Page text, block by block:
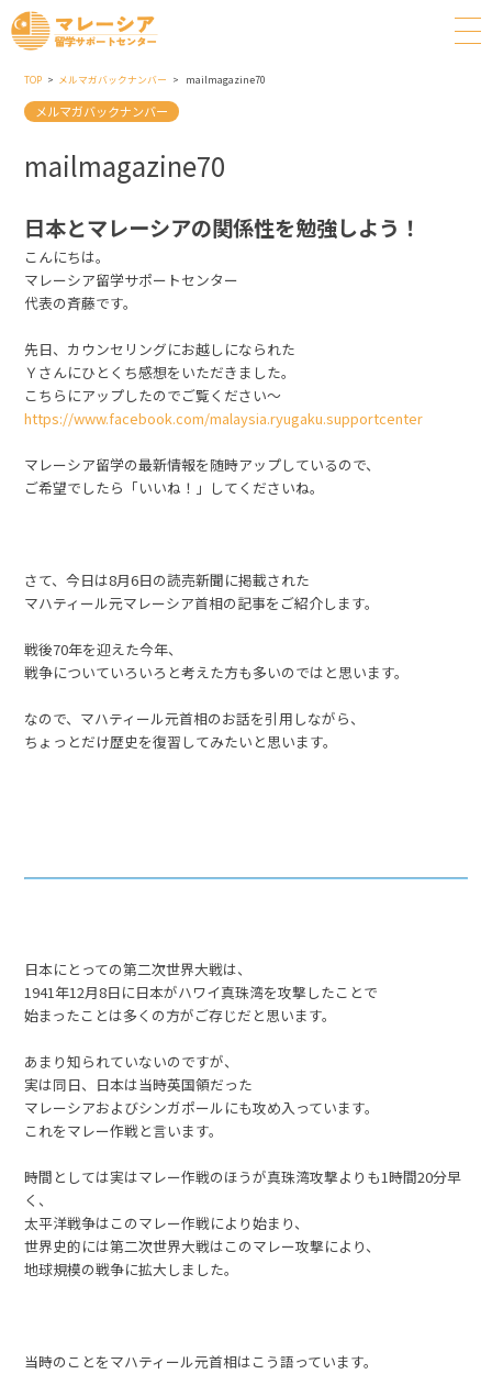
TOP メルマガバックナンバー mailmagazine70
メルマガバックナンバー
mailmagazine70
日本とマレーシアの関係性を勉強しよう！
こんにちは。
マレーシア留学サポートセンター
代表の斉藤です。
先日、カウンセリングにお越しになられた
Ｙさんにひとくち感想をいただきました。
こちらにアップしたのでご覧ください～
https://www.facebook.com/malaysia.ryugaku.supportcenter
マレーシア留学の最新情報を随時アップしているので、
ご希望でしたら「いいね！」してくださいね。
さて、今日は8月6日の読売新聞に掲載された
マハティール元マレーシア首相の記事をご紹介します。
戦後70年を迎えた今年、
戦争についていろいろと考えた方も多いのではと思います。
なので、マハティール元首相のお話を引用しながら、
ちょっとだけ歴史を復習してみたいと思います。
日本にとっての第二次世界大戦は、
1941年12月8日に日本がハワイ真珠湾を攻撃したことで
始まったことは多くの方がご存じだと思います。
あまり知られていないのですが、
実は同日、日本は当時英国領だった
マレーシアおよびシンガポールにも攻め入っています。
これをマレー作戦と言います。
時間としては実はマレー作戦のほうが真珠湾攻撃よりも1時間20分早
く、
太平洋戦争はこのマレー作戦により始まり、
世界史的には第二次世界大戦はこのマレー攻撃により、
地球規模の戦争に拡大しました。
当時のことをマハティール元首相はこう語っています。